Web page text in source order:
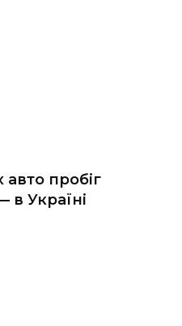
пробіг
в Україні